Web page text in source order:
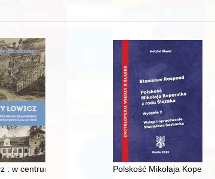
lokalnego mieszczaństwa w 2. poł. XIX w
: w centrum poligonu drawskiego od średniowiecza do
Polskość Mikołaja